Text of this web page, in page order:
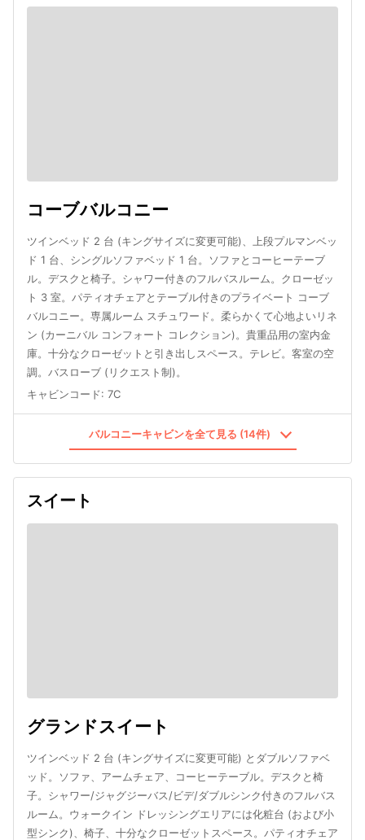
コーブバルコニー
ツインベッド 2 台 (キングサイズに変更可能)、上段プルマンベッ
ド 1 台、シングルソファベッド 1 台。ソファとコーヒーテーブ
ル。デスクと椅子。シャワー付きのフルバスルーム。クローゼッ
ト 3 室。パティオチェアとテーブル付きのプライベート コーブ
バルコニー。専属ルーム スチュワード。柔らかくて心地よいリネ
ン (カーニバル コンフォート コレクション)。貴重品用の室内金
庫。十分なクローゼットと引き出しスペース。テレビ。客室の空
調。バスローブ (リクエスト制)。
キャビンコード: 7C
バルコニーキャビンを全て見る (14件)
スイート
グランドスイート
ツインベッド 2 台 (キングサイズに変更可能) とダブルソファベ
ッド。ソファ、アームチェア、コーヒーテーブル。デスクと椅
子。シャワー/ジャグジーバス/ビデ/ダブルシンク付きのフルバス
ルーム。ウォークイン ドレッシングエリアには化粧台 (および小
型シンク)、椅子、十分なクローゼットスペース。パティオチェア